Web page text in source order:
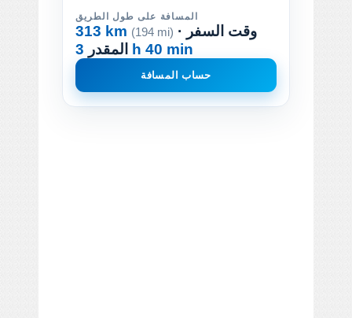
المسافة على طول الطريق
313 km (194 mi) · وقت السفر
المقدر 3 h 40 min
حساب المسافة